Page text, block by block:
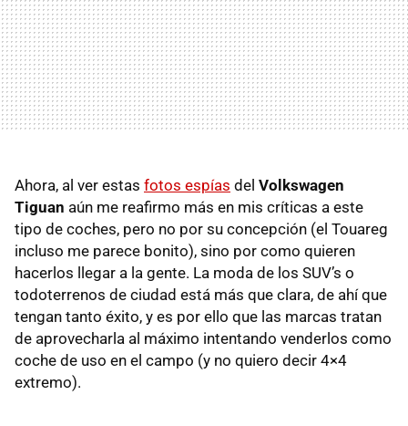
Ahora, al ver estas fotos espías del Volkswagen
Tiguan aún me reafirmo más en mis críticas a este
tipo de coches, pero no por su concepción (el Touareg
incluso me parece bonito), sino por como quieren
hacerlos llegar a la gente. La moda de los SUV’s o
todoterrenos de ciudad está más que clara, de ahí que
tengan tanto éxito, y es por ello que las marcas tratan
de aprovecharla al máximo intentando venderlos como
coche de uso en el campo (y no quiero decir 4×4
extremo).